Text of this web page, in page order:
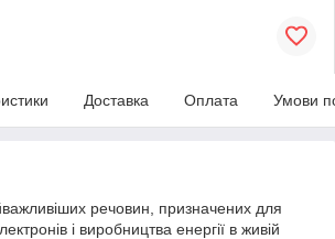
Доставка Оплата Умови
речовин, призначених для
і виробництва енергії в живій